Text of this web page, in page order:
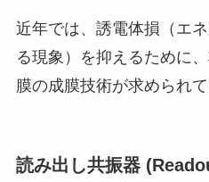
近年では、誘電体損（エ
る現象）を抑えるために
膜の成膜技術が求められて
読み出し共振器